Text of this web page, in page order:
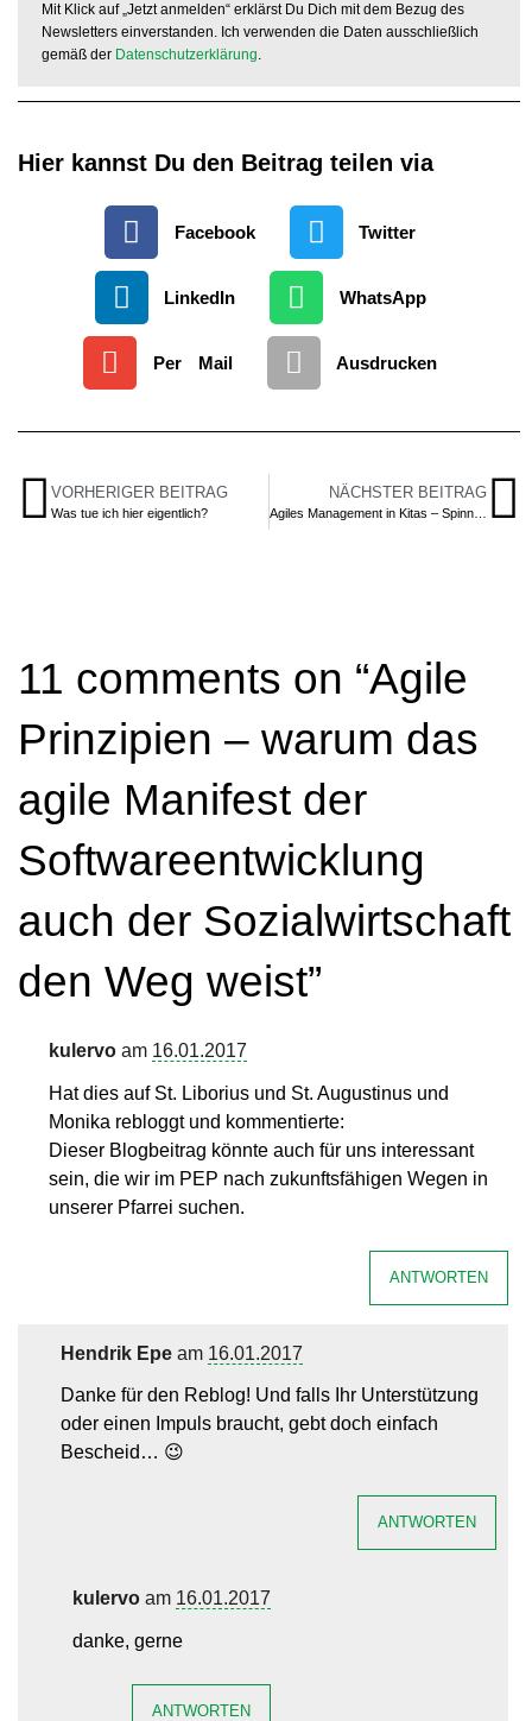
Mit Klick auf „Jetzt anmelden“ erklärst Du Dich mit dem Bezug des
Newsletters einverstanden. Ich verwenden die Daten ausschließlich
gemäß der Datenschutzerklärung.
Hier kannst Du den Beitrag teilen via
Facebook Twitter
LinkedIn WhatsApp
Per Mail Ausdrucken
VORHERIGER BEITRAG
Was tue ich hier eigentlich?
NÄCHSTER BEITRAG
11 comments on “Agile
Prinzipien – warum das
agile Manifest der
Softwareentwicklung
auch der Sozialwirtschaft
den Weg weist”
kulervo am 16.01.2017
Hat dies auf St. Liborius und St. Augustinus und
Monika rebloggt und kommentierte:
Dieser Blogbeitrag könnte auch für uns interessant
sein, die wir im PEP nach zukunftsfähigen Wegen in
unserer Pfarrei suchen.
ANTWORTEN
Hendrik Epe am 16.01.2017
Danke für den Reblog! Und falls Ihr Unterstützung
oder einen Impuls braucht, gebt doch einfach
Bescheid… 😉
ANTWORTEN
kulervo am 16.01.2017
danke, gerne
ANTWORTEN